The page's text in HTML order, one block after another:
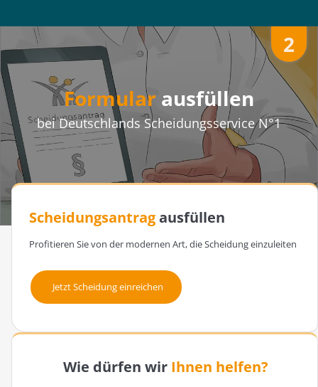
2
Formular ausfüllen
bei Deutschlands Scheidungsservice N°1
Scheidungsantragausfüllen
Profitieren Sie von der modernen Art, die Scheidung einzuleiten
Jetzt Scheidung einreichen
Wie dürfen wir Ihnen helfen?